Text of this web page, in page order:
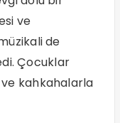
ve
de
Çocuklar
ve kahkahalarla